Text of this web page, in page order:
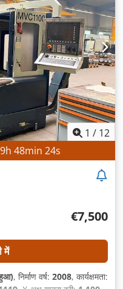
1 / 12
h 48min 21s
€7,500
में
हुआ), निर्माण वर्ष: 2008, कार्यक्षमता: